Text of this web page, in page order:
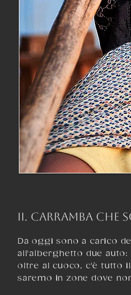
​II. CARRAMBA CHE
Da oggi sono a carico
all'alberghetto due
oltre al cuoco, c'è tutto
saremo in zone dove